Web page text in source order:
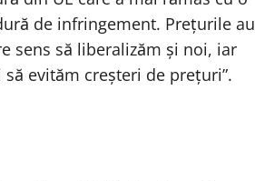
de infringement. Prețurile au
sens să liberalizăm și noi, iar
evităm creșteri de prețuri”.